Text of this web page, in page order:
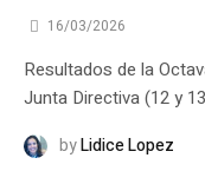
16/03/2026
Resultados de la
Junta Directiva (12 y
byLidice Lopez